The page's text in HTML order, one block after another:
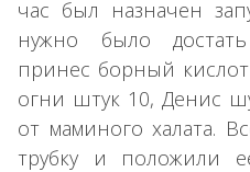
час был назначен
нужно было
принес борный
огни штук 10, Денис
от маминого халата.
трубку и положили